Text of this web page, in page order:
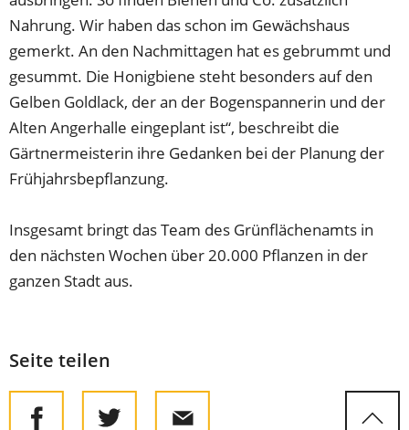
Nahrung. Wir haben das schon im Gewächshaus
gemerkt. An den Nachmittagen hat es gebrummt und
gesummt. Die Honigbiene steht besonders auf den
Gelben Goldlack, der an der Bogenspannerin und der
Alten Angerhalle eingeplant ist“, beschreibt die
Gärtnermeisterin ihre Gedanken bei der Planung der
Frühjahrsbepflanzung.
Insgesamt bringt das Team des Grünflächenamts in
den nächsten Wochen über 20.000 Pflanzen in der
ganzen Stadt aus.
Seite teilen